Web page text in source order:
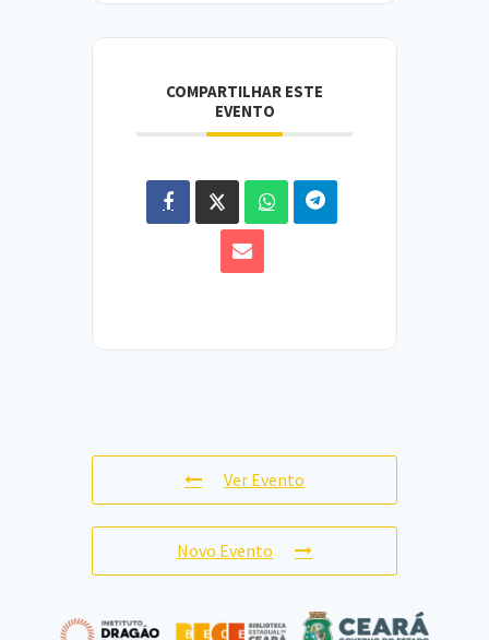
COMPARTILHAR ESTE
EVENTO
Ver Evento
Novo Evento